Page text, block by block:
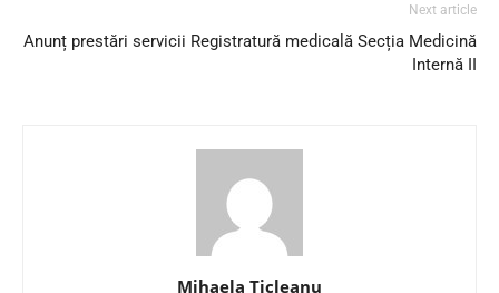
Next article
Anunț prestări servicii Registratură medicală Secția Medicină
Internă II
Mihaela Ticleanu